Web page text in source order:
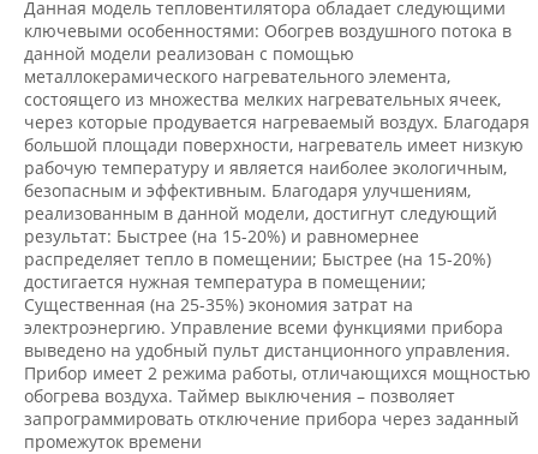
Данная модель тепловентилятора обладает следующими
ключевыми особенностями: Обогрев воздушного потока в
данной модели реализован с помощью
металлокерамического нагревательного элемента,
состоящего из множества мелких нагревательных ячеек,
через которые продувается нагреваемый воздух. Благодаря
большой площади поверхности, нагреватель имеет низкую
рабочую температуру и является наиболее экологичным,
безопасным и эффективным. Благодаря улучшениям,
реализованным в данной модели, достигнут следующий
результат: Быстрее (на 15-20%) и равномернее
распределяет тепло в помещении; Быстрее (на 15-20%)
достигается нужная температура в помещении;
Cущественная (на 25-35%) экономия затрат на
электроэнергию. Управление всеми функциями прибора
выведено на удобный пульт дистанционного управления.
Прибор имеет 2 режима работы, отличающихся мощностью
обогрева воздуха. Таймер выключения – позволяет
запрограммировать отключение прибора через заданный
промежуток времени